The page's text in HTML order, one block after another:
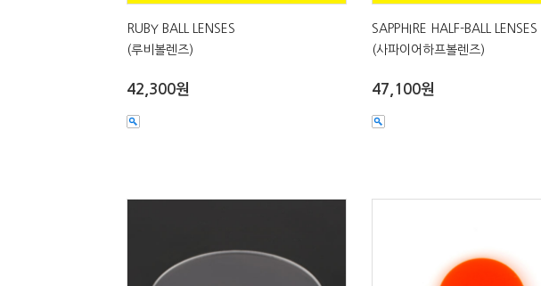
RUBY BALL LENSES
(루비볼렌즈)
42,300원
SAPPHIRE HALF-BALL LENSES
(사파이어하프볼렌즈)
47,100원